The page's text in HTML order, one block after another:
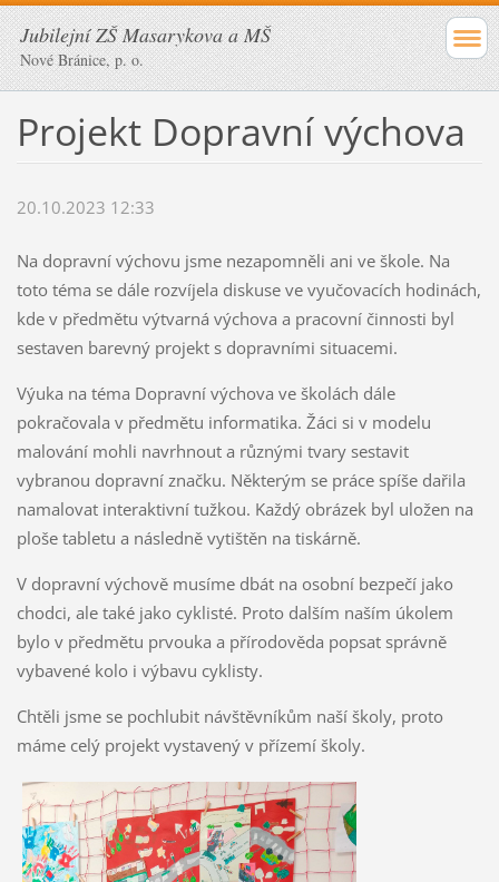
Jubilejní ZŠ Masarykova a MŠ
Nové Bránice, p. o.
Projekt Dopravní výchova
20.10.2023 12:33
Na dopravní výchovu jsme nezapomněli ani ve škole. Na
toto téma se dále rozvíjela diskuse ve vyučovacích hodinách,
kde v předmětu výtvarná výchova a pracovní činnosti byl
sestaven barevný projekt s dopravními situacemi.
Výuka na téma Dopravní výchova ve školách dále
pokračovala v předmětu informatika. Žáci si v modelu
malování mohli navrhnout a různými tvary sestavit
vybranou dopravní značku. Některým se práce spíše dařila
namalovat interaktivní tužkou. Každý obrázek byl uložen na
ploše tabletu a následně vytištěn na tiskárně.
V dopravní výchově musíme dbát na osobní bezpečí jako
chodci, ale také jako cyklisté. Proto dalším naším úkolem
bylo v předmětu prvouka a přírodověda popsat správně
vybavené kolo i výbavu cyklisty.
Chtěli jsme se pochlubit návštěvníkům naší školy, proto
máme celý projekt vystavený v přízemí školy.